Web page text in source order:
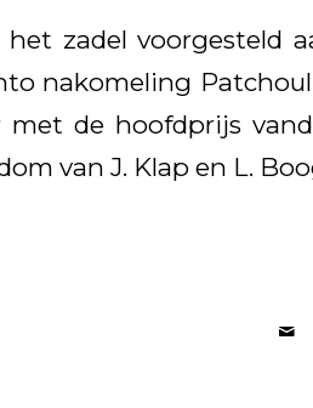
zadel voorgesteld
nakomeling
de hoofdprijs
van J. Klap en L.